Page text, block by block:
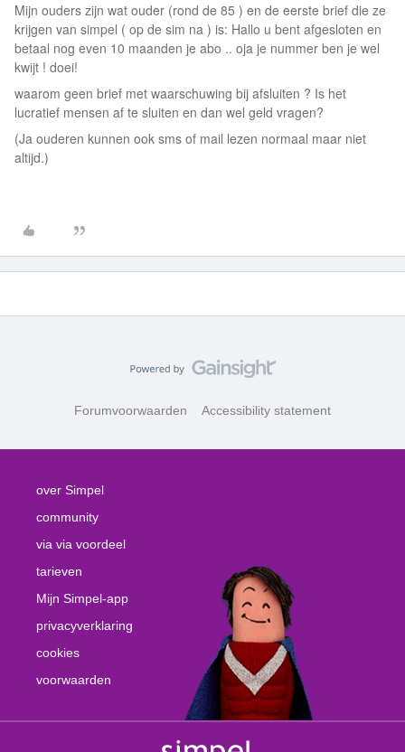
Mijn ouders zijn wat ouder (rond de 85 ) en de eerste brief die ze
krijgen van simpel ( op de sim na ) is: Hallo u bent afgesloten en
betaal nog even 10 maanden je abo .. oja je nummer ben je wel
kwijt ! doei!
waarom geen brief met waarschuwing bij afsluiten ? Is het
lucratief mensen af te sluiten en dan wel geld vragen?
(Ja ouderen kunnen ook sms of mail lezen normaal maar niet
altijd.)
Forumvoorwaarden Accessibility statement
over Simpel
community
via via voordeel
tarieven
Mijn Simpel-app
privacyverklaring
cookies
voorwaarden